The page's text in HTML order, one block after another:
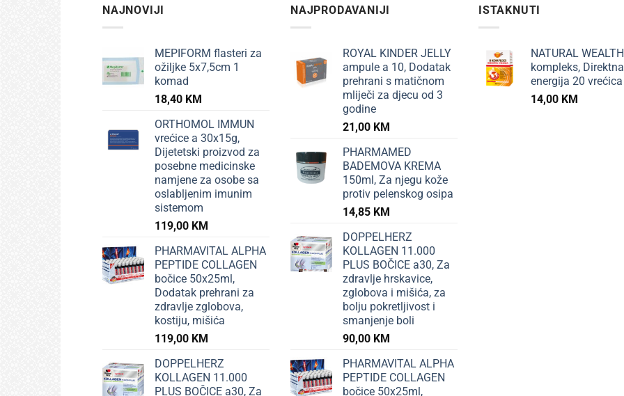
NAJNOVIJI
MEPIFORM flasteri za
ožiljke 5x7,5cm 1
komad
18,40 KM
ORTHOMOL IMMUN
vrećice a 30x15g,
Dijetetski proizvod za
posebne medicinske
namjene za osobe sa
oslabljenim imunim
sistemom
119,00 KM
PHARMAVITAL ALPHA
PEPTIDE COLLAGEN
bočice 50x25ml,
Dodatak prehrani za
zdravlje zglobova,
kostiju, mišića
119,00 KM
DOPPELHERZ
KOLLAGEN 11.000
PLUS BOČICE a30, Za
NAJPRODAVANIJI
ROYAL KINDER JELLY
ampule a 10, Dodatak
prehrani s matičnom
mliječi za djecu od 3
godine
21,00 KM
PHARMAMED
BADEMOVA KREMA
150ml, Za njegu kože
protiv pelenskog osipa
14,85 KM
DOPPELHERZ
KOLLAGEN 11.000
PLUS BOČICE a30, Za
zdravlje hrskavice,
zglobova i mišića, za
bolju pokretljivost i
smanjenje boli
90,00 KM
PHARMAVITAL ALPHA
PEPTIDE COLLAGEN
bočice 50x25ml,
ISTAKNUTI
NATURAL
kompleks, Direktna
energija 20 vrećica
14,00 KM